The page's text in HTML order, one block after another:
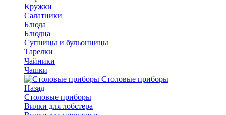
Кружки
Салатники
Блюда
Блюдца
Супницы и бульонницы
Тарелки
Чайники
Чашки
Cтоловые приборы
Назад
Cтоловые приборы
Вилки для лобстера